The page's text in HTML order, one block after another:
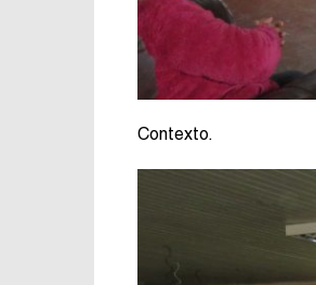
Contexto.